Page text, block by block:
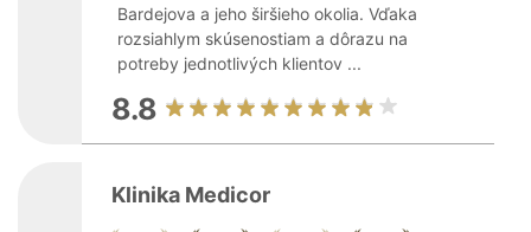
Bardejova a jeho širšieho okolia. Vďaka
rozsiahlym skúsenostiam a dôrazu na
potreby jednotlivých klientov ...
8.8
Klinika Medicor